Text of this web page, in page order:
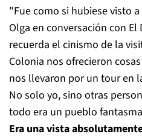
"Fue como si hubiese visto
Olga en conversación con
recuerda el cinismo de la
Colonia nos ofrecieron
nos llevaron por un tour en
No solo yo, sino otras
todo era un pueblo
Era una vista